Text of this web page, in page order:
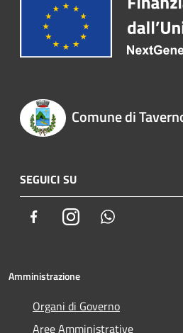
Comune di
SEGUICI SU
FacebookInstagram
Amministrazione
Organi di Governo
Aree Amministrative